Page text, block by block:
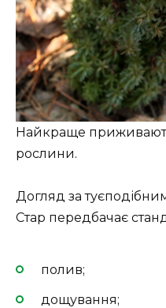
Найкраще
рослини.
Догляд за
Стар передбачає
полив;
дощування;